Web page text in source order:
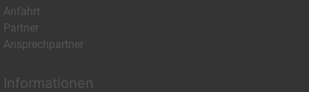
Anfahrt
Partner
Ansprechpartner
Informationen